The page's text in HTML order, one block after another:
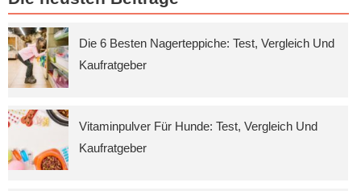
Die 6 Besten Nagerteppiche: Test, Vergleich Und
Kaufratgeber
Vitaminpulver Für Hunde: Test, Vergleich Und
Kaufratgeber